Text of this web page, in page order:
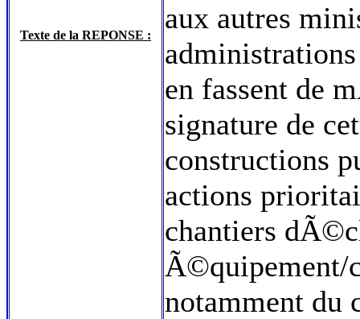
Texte de la REPONSE :
aux autres
en fassent de
signature de
constructions
actions
chantiers
Ã©quipement/
notamment du